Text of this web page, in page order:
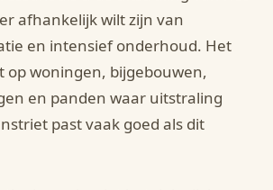
afhankelijk wilt zijn van
en intensief onderhoud. Het
op woningen, bijgebouwen,
en panden waar uitstraling
past vaak goed als dit